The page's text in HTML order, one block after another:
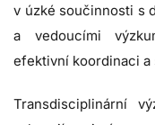
v úzké součinnosti s
a vedoucími
efektivní koordinaci a
Transdisciplinární